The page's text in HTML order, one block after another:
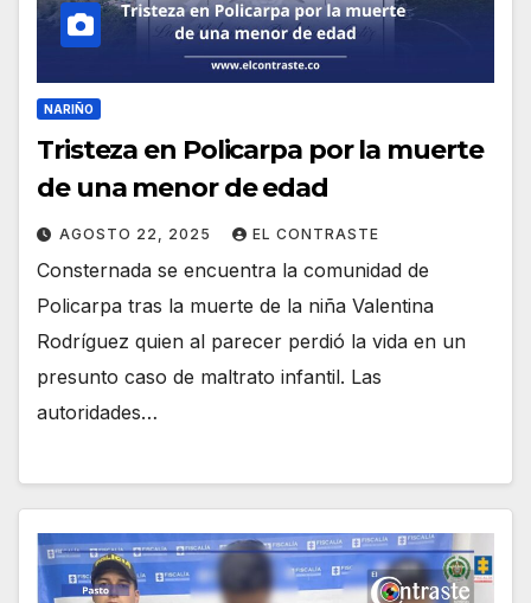
NARIÑO
Tristeza en Policarpa por la muerte
de una menor de edad
AGOSTO 22, 2025 EL CONTRASTE
Consternada se encuentra la comunidad de
Policarpa tras la muerte de la niña Valentina
Rodríguez quien al parecer perdió la vida en un
presunto caso de maltrato infantil. Las
autoridades…